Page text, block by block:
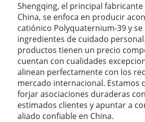
Shengqing, el principal
China, se enfoca en producir
catiónico Polyquaternium-39 y se
ingredientes de cuidado
productos tienen un precio
cuentan con cualidades
alinean perfectamente con los
mercado internacional. Estamos
forjar asociaciones duraderas
estimados clientes y apuntar a
aliado confiable en China.